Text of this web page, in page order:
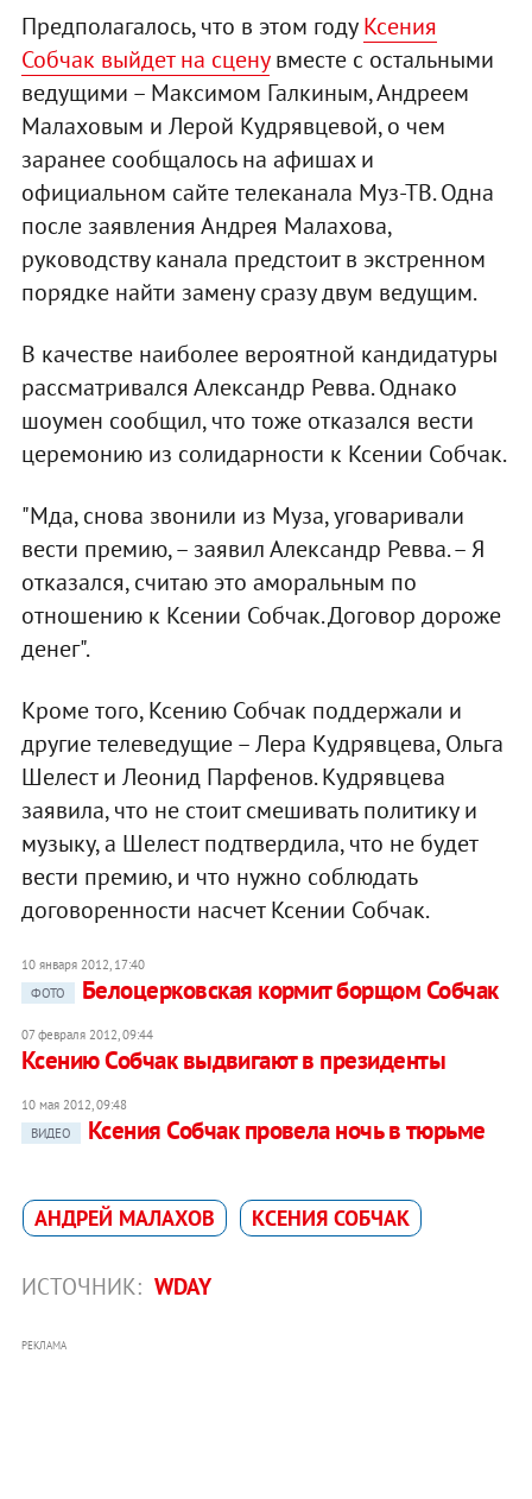
Предполагалось, что в этом годуКсения
Собчак выйдет на сценувместе с остальными
ведущими – Максимом Галкиным, Андреем
Малаховым и Лерой Кудрявцевой, о чем
заранее сообщалось на афишах и
официальном сайте телеканала Муз-ТВ. Одна
после заявления Андрея Малахова,
руководству канала предстоит в экстренном
порядке найти замену сразу двум ведущим.
В качестве наиболее вероятной кандидатуры
рассматривался Александр Ревва. Однако
шоумен сообщил, что тоже отказался вести
церемонию из солидарности к Ксении Собчак.
"Мда, снова звонили из Муза, уговаривали
вести премию, – заявил Александр Ревва. – Я
отказался, считаю это аморальным по
отношению к Ксении Собчак. Договор дороже
денег".
Кроме того, Ксению Собчак поддержали и
другие телеведущие – Лера Кудрявцева, Ольга
Шелест и Леонид Парфенов. Кудрявцева
заявила, что не стоит смешивать политику и
музыку, а Шелест подтвердила, что не будет
вести премию, и что нужно соблюдать
договоренности насчет Ксении Собчак.
10 января 2012, 17:40
ФОТО
Белоцерковская кормит борщом Собчак
07 февраля 2012, 09:44
Ксению Собчак выдвигают в президенты
10 мая 2012, 09:48
ВИДЕО
Ксения Собчак провела ночь в тюрьме
АНДРЕЙ МАЛАХОВ КСЕНИЯ СОБЧАК
ИСТОЧНИК: WDAY
РЕКЛАМА